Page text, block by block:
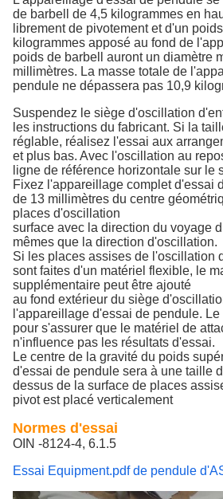
de barbell de 4,5 kilogrammes en
librement de pivotement et d'un
kilogrammes apposé au fond de
poids de barbell auront un diamètre
millimètres. La masse totale de
pendule ne dépassera pas 10,9
Suspendez le siège d'oscillation
les instructions du fabricant. Si la
réglable, réalisez l'essai aux
et plus bas. Avec l'oscillation au
ligne de référence horizontale sur le
Fixez l'appareillage complet d'essai
de 13 millimètres du centre
places d'oscillation
surface avec la direction du voyage
mêmes que la direction d'oscillation.
Si les places assises de l'oscillation
sont faites d'un matériel flexible, le
supplémentaire peut être ajouté
au fond extérieur du siège
l'appareillage d'essai de pendule.
pour s'assurer que le matériel de
n'influence pas les résultats d'essai.
Le centre de la gravité du poids
d'essai de pendule sera à une taille
dessus de la surface de places
pivot est placé verticalement
Normes d'essai
OIN -8124-4, 6.1.5
Essai Equipment.pdf de pendule